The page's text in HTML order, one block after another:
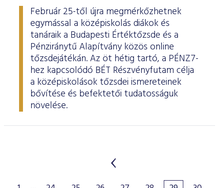
Február 25-től újra megmérkőzhetnek
egymással a középiskolás diákok és
tanáraik a Budapesti Értéktőzsde és a
Pénziránytű Alapítvány közös online
tőzsdejátékán. Az öt hétig tartó, a PÉNZ7-
hez kapcsolódó BÉT Részvényfutam célja
a középiskolások tőzsdei ismereteinek
bővítése és befektetői tudatosságuk
növelése.